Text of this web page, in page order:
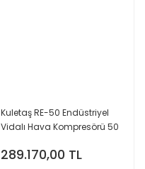
Kuletaş RE-50 Endüstriyel
Vidalı Hava Kompresörü 50
289.170,00 TL